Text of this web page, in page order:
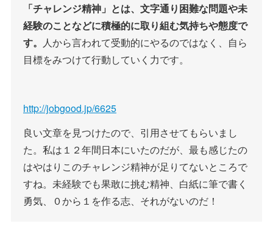
「チャレンジ精神」とは、文字通り困難な問題や未
経験のことなどに積極的に取り組む気持ちや態度で
す。 人から言われて受動的にやるのではなく、自ら
目標をみつけて行動していく力です。
http://jobgood.jp/6625
良い文章を見つけたので、引用させてもらいまし
た。私は１２年間日本にいたのだが、最も感じたの
はやはりこのチャレンジ精神が足りてないところで
すね。未経験でも果敢に挑む精神、白紙に筆で書く
勇気、０から１を作る志、それがないのだ！